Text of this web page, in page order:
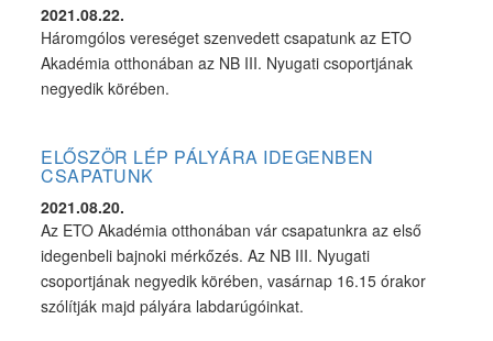
2021.08.22.
Háromgólos vereséget szenvedett csapatunk az ETO
Akadémia otthonában az NB III. Nyugati csoportjának
negyedik körében.
ELŐSZÖR LÉP PÁLYÁRA IDEGENBEN
CSAPATUNK
2021.08.20.
Az ETO Akadémia otthonában vár csapatunkra az első
idegenbeli bajnoki mérkőzés. Az NB III. Nyugati
csoportjának negyedik körében, vasárnap 16.15 órakor
szólítják majd pályára labdarúgóinkat.